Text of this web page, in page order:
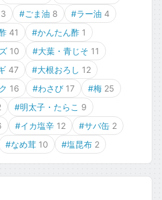
3 #ごま油 8 #ラー油 4
41 #かんたん酢 1
10 #大葉・青じそ 11
47 #大根おろし 12
16 #わさび 17 #梅 25
#明太子・たらこ 9
#イカ塩辛 12 #サバ缶 2
#なめ茸 10 #塩昆布 2